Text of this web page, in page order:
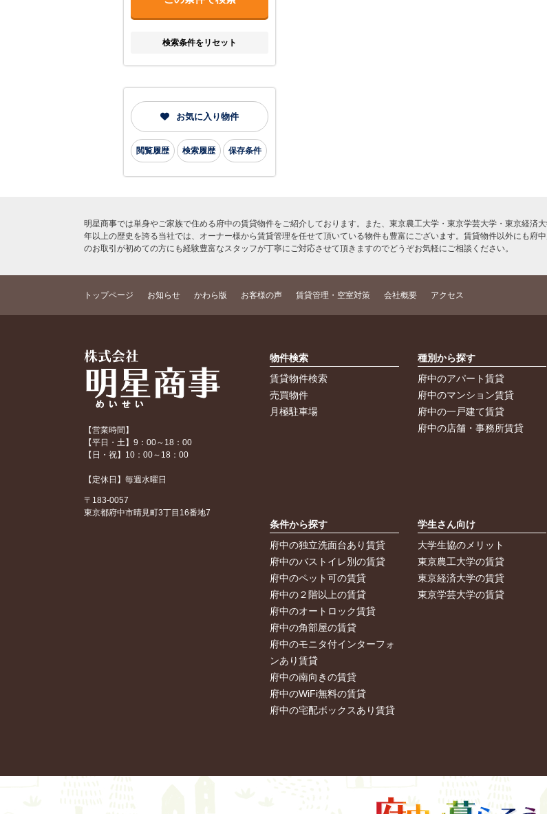
検索条件をリセット
お気に入り物件
閲覧履歴 検索履歴 保存条件
明星商事では単身やご家族で住める府中の賃貸物件をご紹介しております。また、東京農工大学・東京学芸大学・東京経済
年以上の歴史を誇る当社では、オーナー様から賃貸管理を任せて頂いている物件も豊富にございます。賃貸物件以外にも府
のお取引が初めての方にも経験豊富なスタッフが丁寧にご対応させて頂きますのでどうぞお気軽にご相談ください。
トップページ お知らせ かわら版 お客様の声 賃貸管理・空室対策 会社概要 アクセス
【営業時間】
【平日・土】9：00～18：00
【日・祝】10：00～18：00
【定休日】毎週水曜日
〒183-0057
東京都府中市晴見町3丁目16番地7
物件検索
賃貸物件検索
売買物件
月極駐車場
種別から探す
府中のアパート賃貸
府中のマンション賃貸
府中の一戸建て賃貸
府中の店舗・事務所賃貸
条件から探す
府中の独立洗面台あり賃貸
府中のバストイレ別の賃貸
府中のペット可の賃貸
府中の２階以上の賃貸
府中のオートロック賃貸
府中の角部屋の賃貸
府中のモニタ付インターフォ
ンあり賃貸
府中の南向きの賃貸
府中のWiFi無料の賃貸
府中の宅配ボックスあり賃貸
学生さん向け
大学生協のメリット
東京農工大学の賃貸
東京経済大学の賃貸
東京学芸大学の賃貸